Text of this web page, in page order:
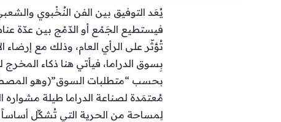
يُعَد التوفيق بين الفن النُخْبوي
فيستطيع الجَمْع أو الدّمْج بين عدّة
تُؤثّر على الرأي العام، وذلك مع
بِسوق الدراما، فيأتي هنا ذكاء
بحسب “متطلبات السوق”(وهو
مُعتمَدة لصناعة الدراما طيلة مشواره
لِمساحة من الحرية التي تُشكِّل